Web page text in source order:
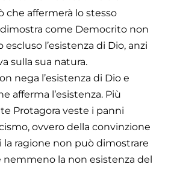
che affermerà lo stesso
dimostra come Democrito non
escluso l’esistenza di Dio, anzi
sulla sua natura.
nega l’esistenza di Dio e
afferma l’esistenza. Più
Protagora veste i panni
ovvero della convinzione
la ragione non può dimostrare
nemmeno la non esistenza del